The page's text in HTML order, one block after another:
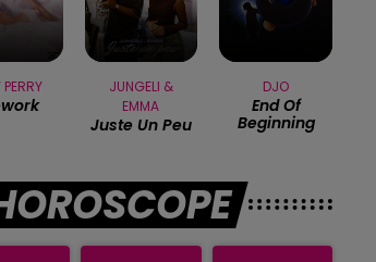
JUNGELI &
EMMA
Juste Un Peu
DJO
End Of
Beginning